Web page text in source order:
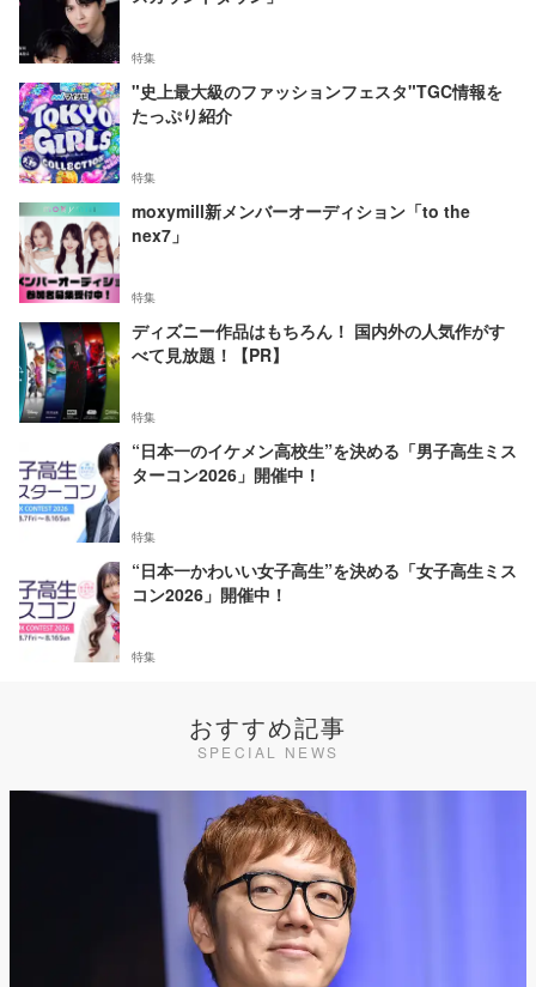
特集
"史上最大級のファッションフェスタ"TGC情報を
たっぷり紹介
特集
moxymill新メンバーオーディション「to the
nex7」
特集
ディズニー作品はもちろん！ 国内外の人気作がす
べて見放題！【PR】
特集
“日本一のイケメン高校生”を決める「男子高生ミス
ターコン2026」開催中！
特集
“日本一かわいい女子高生”を決める「女子高生ミス
コン2026」開催中！
特集
おすすめ記事
SPECIAL NEWS